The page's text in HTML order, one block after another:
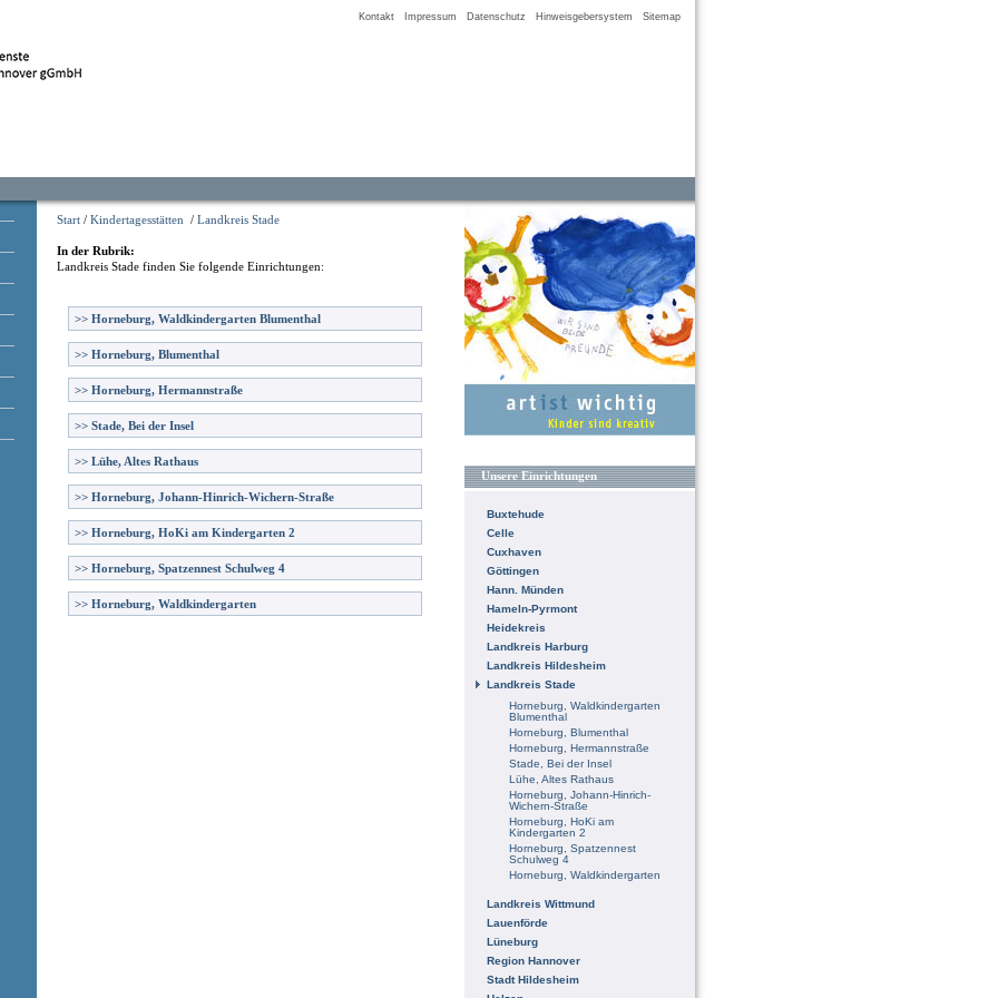
Kontakt Impressum Datenschutz Hinweisgebersystem Sitemap
Start / Kindertagesstätten / Landkreis Stade
In der Rubrik:
Landkreis Stade finden Sie folgende Einrichtungen:
>> Horneburg, Waldkindergarten Blumenthal
>> Horneburg, Blumenthal
>> Horneburg, Hermannstraße
>> Stade, Bei der Insel
>> Lühe, Altes Rathaus
>> Horneburg, Johann-Hinrich-Wichern-Straße
>> Horneburg, HoKi am Kindergarten 2
>> Horneburg, Spatzennest Schulweg 4
>> Horneburg, Waldkindergarten
Unsere Einrichtungen
Buxtehude
Celle
Cuxhaven
Göttingen
Hann. Münden
Hameln-Pyrmont
Heidekreis
Landkreis Harburg
Landkreis Hildesheim
Landkreis Stade
Horneburg, Waldkindergarten
Blumenthal
Horneburg, Blumenthal
Horneburg, Hermannstraße
Stade, Bei der Insel
Lühe, Altes Rathaus
Horneburg, Johann-Hinrich-
Wichern-Straße
Horneburg, HoKi am
Kindergarten 2
Horneburg, Spatzennest
Schulweg 4
Horneburg, Waldkindergarten
Landkreis Wittmund
Lauenförde
Lüneburg
Region Hannover
Stadt Hildesheim